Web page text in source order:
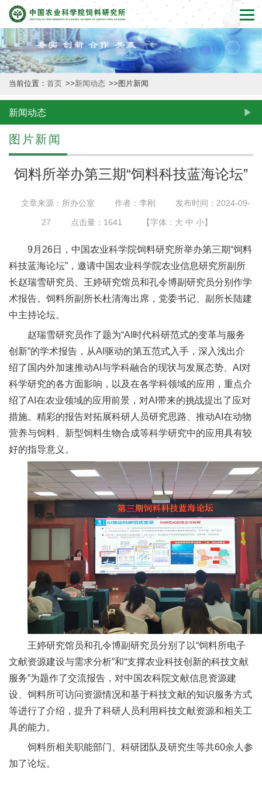
首
页
本
所
概
况
新
团
队
技
台
成
生
教
流
当前位置： 首页 >>新闻动态 >> 图片新闻
新闻动态
图片新闻
饲料所举办第三期“饲料科技蓝海论坛”
文章来源：所办公室 作者：李刚 发布时间：2024-09-
27 点击量： 1641 【字体： 大 中 小】
9月26日，中国农业科学院饲料研究所举办第三期“饲料
科技蓝海论坛”，邀请中国农业科学院农业信息研究所副所
长赵瑞雪研究员、王婷研究馆员和孔令博副研究员分别作学
术报告。饲料所副所长杜清海出席，党委书记、副所长陆建
中主持论坛。
赵瑞雪研究员作了题为“AI时代科研范式的变革与服务
创新”的学术报告，从AI驱动的第五范式入手，深入浅出介
绍了国内外加速推动AI与学科融合的现状与发展态势、AI对
科学研究的各方面影响，以及在各学科领域的应用，重点介
绍了AI在农业领域的应用前景，对AI带来的挑战提出了应对
措施。精彩的报告对拓展科研人员研究思路、推动AI在动物
营养与饲料、新型饲料生物合成等科学研究中的应用具有较
好的指导意义。
王婷研究馆员和孔令博副研究员分别了以“饲料所电子
文献资源建设与需求分析”和“支撑农业科技创新的科技文献
服务”为题作了交流报告，对中国农科院文献信息资源建
设、饲料所可访问资源情况和基于科技文献的知识服务方式
等进行了介绍，提升了科研人员利用科技文献资源和相关工
具的能力。
饲料所相关职能部门、科研团队及研究生等共60余人参
加了论坛。